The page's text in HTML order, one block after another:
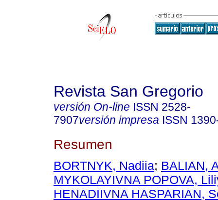
Revista San Gregorio
versión On-line ISSN 2528-
7907versión impresa ISSN
Resumen
BORTNYK, Nadiia; BALIAN,
MYKOLAYIVNA POPOVA,
HENADIIVNA HASPARIAN,